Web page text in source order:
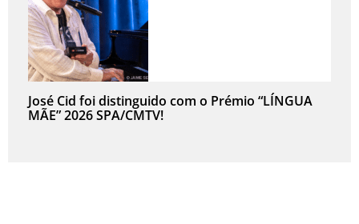
José Cid foi distinguido com o Prémio “LÍNGUA
MÃE” 2026 SPA/CMTV!